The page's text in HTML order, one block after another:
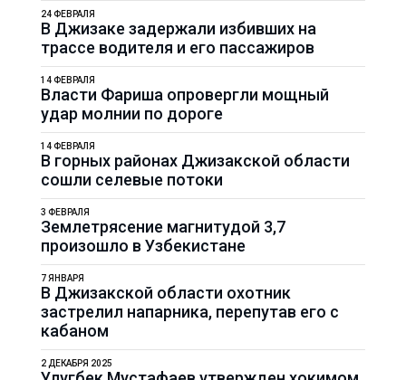
В Джизаке задержали избивших на
трассе водителя и его пассажиров
24 ФЕВРАЛЯ
Власти Фариша опровергли мощный
удар молнии по дороге
14 ФЕВРАЛЯ
В горных районах Джизакской области
сошли селевые потоки
14 ФЕВРАЛЯ
Землетрясение магнитудой 3,7
произошло в Узбекистане
3 ФЕВРАЛЯ
В Джизакской области охотник
застрелил напарника, перепутав его с
кабаном
7 ЯНВАРЯ
2 ДЕКАБРЯ 2025